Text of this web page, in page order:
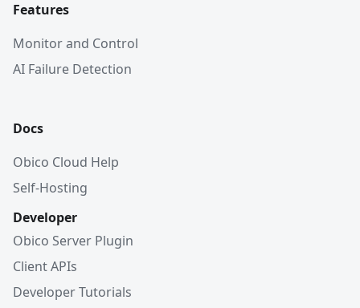
Features
Monitor and Control
AI Failure Detection
Docs
Obico Cloud Help
Self-Hosting
Developer
Obico Server Plugin
Client APIs
Developer Tutorials